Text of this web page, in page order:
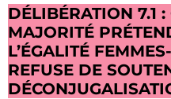
DÉLIBÉRATION 7.1
MAJORITÉ
L’ÉGALITÉ
REFUSE DE